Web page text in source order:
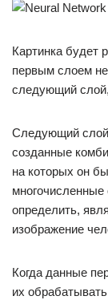
Картинка будет
первым слоем
следующий слой,
Следующий слой
созданные
на которых он
определить,
изображение
Когда данные
их